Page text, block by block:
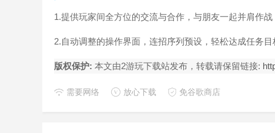
1.提供玩家间全方位的交流与合作，与朋友一起并肩作战
2.自动调整的操作界面，连招序列预设，轻松达成任务目
版权保护: 本文由2游玩下载站发布，转载请保留链接:
需要网络 放心下载 免谷歌商店